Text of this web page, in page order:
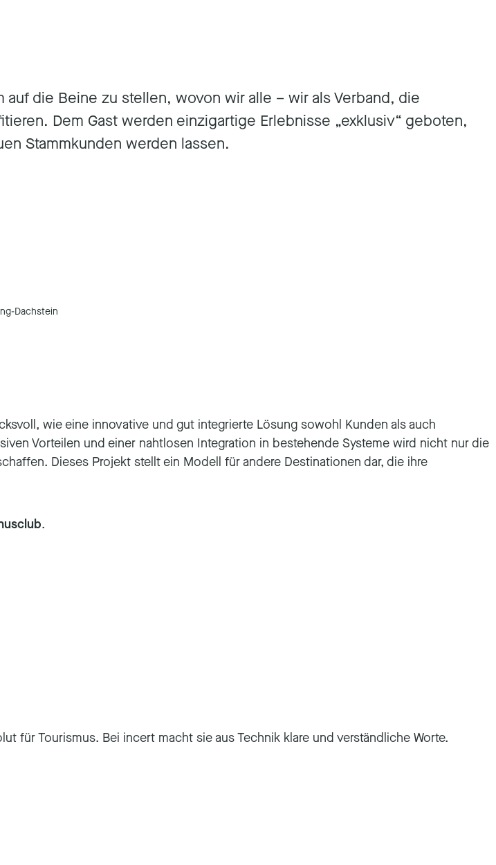
die Beine zu stellen, wovon wir alle – wir als Verband, die
Dem Gast werden einzigartige Erlebnisse „exklusiv“ geboten,
Stammkunden werden lassen.
Dachstein
wie eine innovative und gut integrierte Lösung sowohl Kunden als auch
Vorteilen und einer nahtlosen Integration in bestehende Systeme wird nicht nur die
Dieses Projekt stellt ein Modell für andere Destinationen dar, die ihre
.
für Tourismus. Bei incert macht sie aus Technik klare und verständliche Worte.